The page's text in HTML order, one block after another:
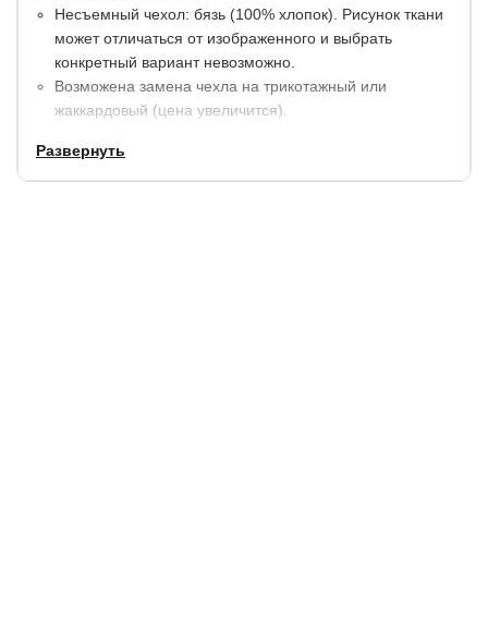
Несъемный чехол: бязь (100% хлопок). Рисунок ткани
может отличаться от изображенного и выбрать
конкретный вариант невозможно.
Возможена замена чехла на трикотажный или
жаккардовый (цена увеличится).
Максимальная нагрузка на спальное место: 80 кг.
Гарантия:1,5 года. При покупке и эксплуатации с
Развернуть